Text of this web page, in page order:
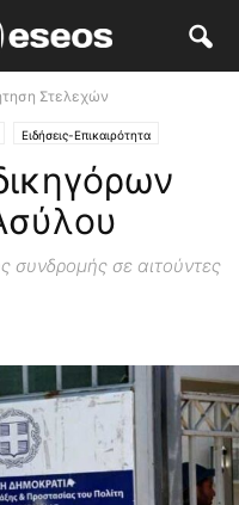
Στελεχών
Ειδήσεις-Επικαιρότητα
συνδρομής σε αιτούντες